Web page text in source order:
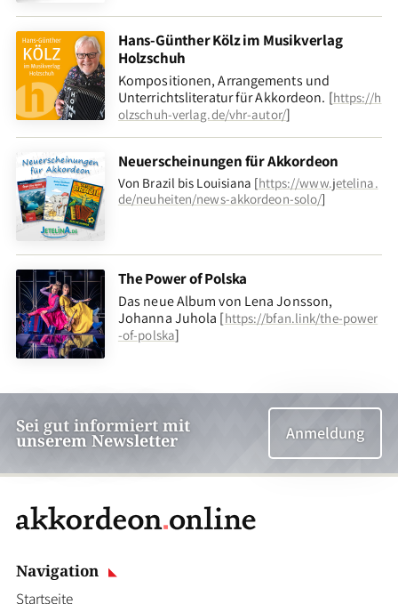
Hans-Günther Kölz im Musikverlag
Holzschuh
Kompositionen, Arrangements und
Unterrichtsliteratur für Akkordeon. [https://h
olzschuh-verlag.de/vhr-autor/]
Neuerscheinungen für Akkordeon
Von Brazil bis Louisiana [https://www.jetelina.
de/neuheiten/news-akkordeon-solo/]
The Power of Polska
Das neue Album von Lena Jonsson,
Johanna Juhola [https://bfan.link/the-power
-of-polska]
Sei gut informiert mit
unserem Newsletter Anmeldung
Navigation
Startseite